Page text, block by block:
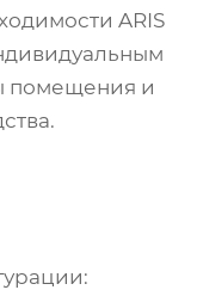
ARIS
помещения и